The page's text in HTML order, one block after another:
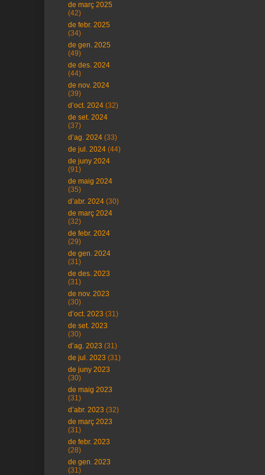
de març 2025
(42)
de febr. 2025
(34)
de gen. 2025
(49)
de des. 2024
(44)
de nov. 2024
(39)
d’oct. 2024 (32)
de set. 2024
(37)
d’ag. 2024 (33)
de jul. 2024 (44)
de juny 2024
(91)
de maig 2024
(35)
d’abr. 2024 (30)
de març 2024
(32)
de febr. 2024
(29)
de gen. 2024
(31)
de des. 2023
(31)
de nov. 2023
(30)
d’oct. 2023 (31)
de set. 2023
(30)
d’ag. 2023 (31)
de jul. 2023 (31)
de juny 2023
(30)
de maig 2023
(31)
d’abr. 2023 (32)
de març 2023
(31)
de febr. 2023
(28)
de gen. 2023
(31)